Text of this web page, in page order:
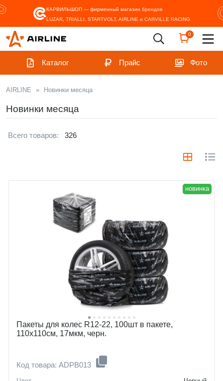
КАРВИЛЬШОП — фирменный магазин брендов
LUZAR, TRIALLI, STARTVOLT, AIRLINE и CARVILLE RACING
0
Каталог Прайс Фото
AIRLINE » Новинки месяца
Новинки месяца
Всего товаров: 326
новинка
Пакеты для колес R12-22, 100шт в пакете,
110х110см, 17мкм, черн.
Код товара: ADPB013